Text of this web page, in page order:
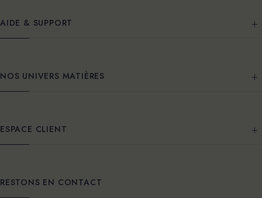
AIDE & SUPPORT
NOS UNIVERS MATIÈRES
ESPACE CLIENT
RESTONS EN CONTACT